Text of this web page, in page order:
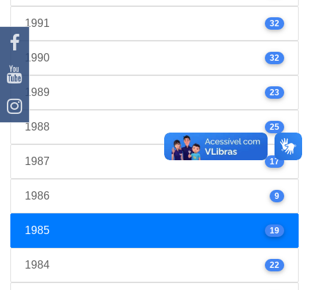
1991 32
1990 32
1989 23
1988 25
1987 17
1986 9
1985 19
1984 22